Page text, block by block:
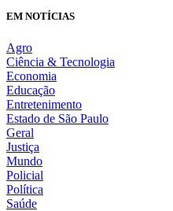
EM NOTÍCIAS
Agro
Ciência & Tecnologia
Economia
Educação
Entretenimento
Estado de São Paulo
Geral
Justiça
Mundo
Policial
Política
Saúde